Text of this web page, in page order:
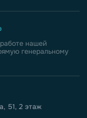
51, 2 этаж
нашей
генеральному